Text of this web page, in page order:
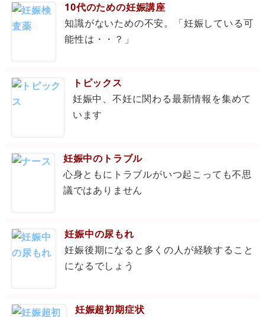
10代のための妊娠講座
知識がないための不安。「妊娠している可
能性は・・？」
トピックス
妊娠中、不妊に関わる最新情報を集めて
います
妊娠中のトラブル
心身ともにトラブルがいつ起こっても不思
議ではありません
妊娠中の尿もれ
妊娠後期になると多くの人が経験すること
になるでしょう
妊娠超初期症状